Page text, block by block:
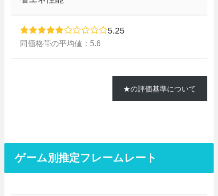
5.25
同価格帯の平均値：5.6
★の評価基準について
ゲーム別推定フレームレート